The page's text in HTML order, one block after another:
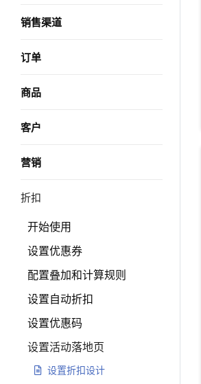
销售渠道
订单
商品
客户
营销
折扣
开始使用
设置优惠券
配置叠加和计算规则
设置自动折扣
设置优惠码
设置活动落地页
设置折扣设计